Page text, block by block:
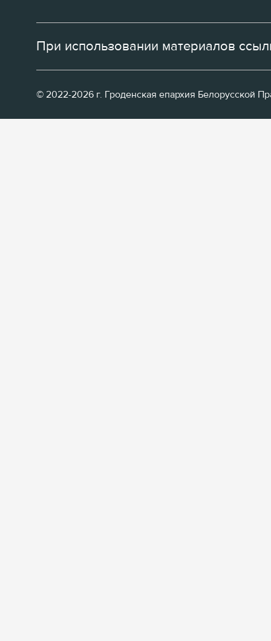
При использовании материалов
© 2022-2026 г. Гроденская епархия Белорусской